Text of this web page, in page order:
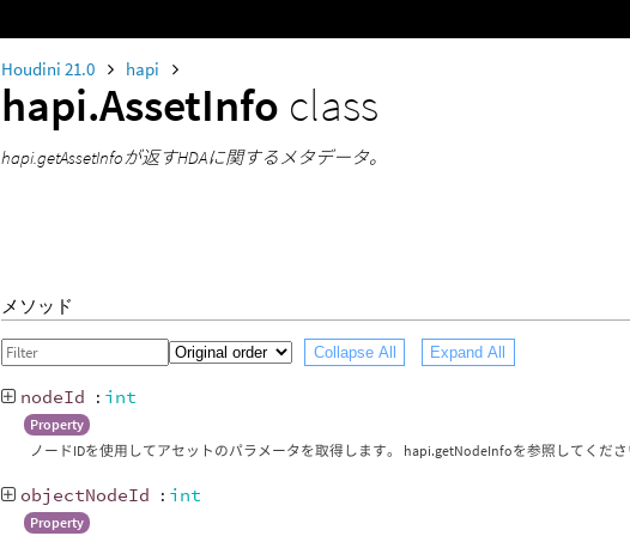
Houdini 21.0 hapi
hapi.AssetInfo class
hapi.getAssetInfoが返すHDAに関するメタデータ。
メソッド
Collapse All Expand All
nodeId : int
Property
ノードIDを使用してアセットのパラメータを取得します。 hapi.getNodeInfoを参照してくだ
objectNodeId : int
Property